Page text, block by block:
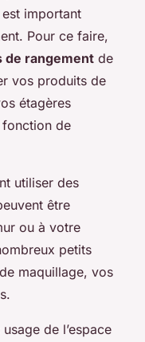
important
Pour ce faire,
de rangement de
vos produits de
étagères
fonction de
utiliser des
être
ou à votre
petits
maquillage, vos
de l’espace